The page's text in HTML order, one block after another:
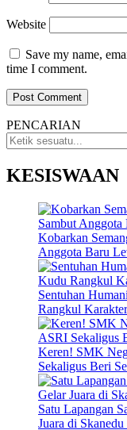
Website
Save my name,
time I comment.
PENCARIAN
KESISWAAN
Kobarkan
Anggota Baru
Sentuhan
Rangkul
Keren! SMK
Sekaligus Beri
Satu Lapangan
Juara di